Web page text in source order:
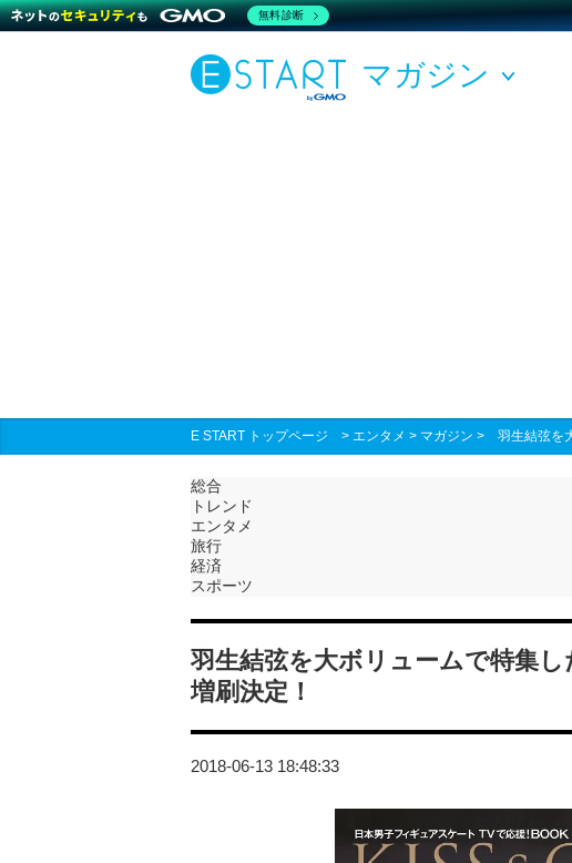
マガジン
E START トップページ > エンタメ > マガジン > 羽生結弦を
総合
トレンド
エンタメ
旅行
経済
スポーツ
羽生結弦を大ボリュームで特集
増刷決定！
2018-06-13 18:48:33
無料診断